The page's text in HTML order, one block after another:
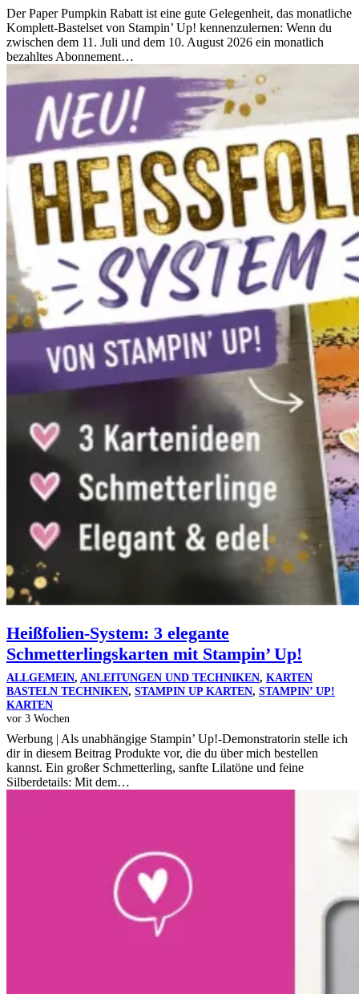
Der Paper Pumpkin Rabatt ist eine gute Gelegenheit, das monatliche
Komplett-Bastelset von Stampin’ Up! kennenzulernen: Wenn du
zwischen dem 11. Juli und dem 10. August 2026 ein monatlich
bezahltes Abonnement…
Heißfolien-System: 3 elegante
Schmetterlingskarten mit Stampin’ Up!
ALLGEMEIN, ANLEITUNGEN UND TECHNIKEN, KARTEN
BASTELN TECHNIKEN, STAMPIN UP KARTEN, STAMPIN’ UP!
KARTEN
vor 3 Wochen
Werbung | Als unabhängige Stampin’ Up!-Demonstratorin stelle ich
dir in diesem Beitrag Produkte vor, die du über mich bestellen
kannst. Ein großer Schmetterling, sanfte Lilatöne und feine
Silberdetails: Mit dem…